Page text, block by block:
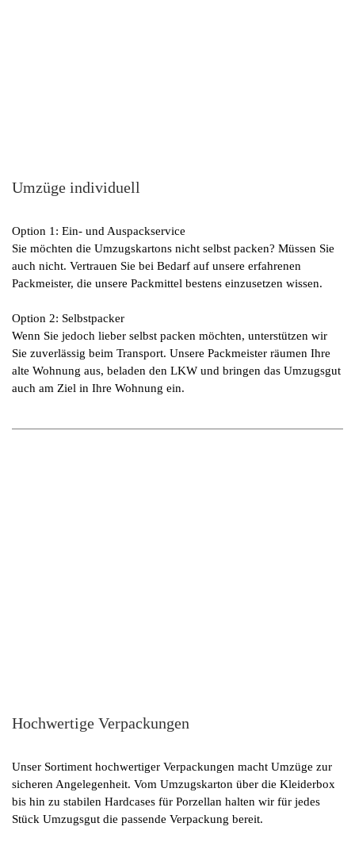
Umzüge individuell
Option 1: Ein- und Auspackservice
Sie möchten die Umzugskartons nicht selbst packen? Müssen Sie
auch nicht. Vertrauen Sie bei Bedarf auf unsere erfahrenen
Packmeister, die unsere Packmittel bestens einzusetzen wissen.
Option 2: Selbstpacker
Wenn Sie jedoch lieber selbst packen möchten, unterstützen wir
Sie zuverlässig beim Transport. Unsere Packmeister räumen Ihre
alte Wohnung aus, beladen den LKW und bringen das Umzugsgut
auch am Ziel in Ihre Wohnung ein.
Hochwertige Verpackungen
Unser Sortiment hochwertiger Verpackungen macht Umzüge zur
sicheren Angelegenheit. Vom Umzugskarton über die Kleiderbox
bis hin zu stabilen Hardcases für Porzellan halten wir für jedes
Stück Umzugsgut die passende Verpackung bereit.